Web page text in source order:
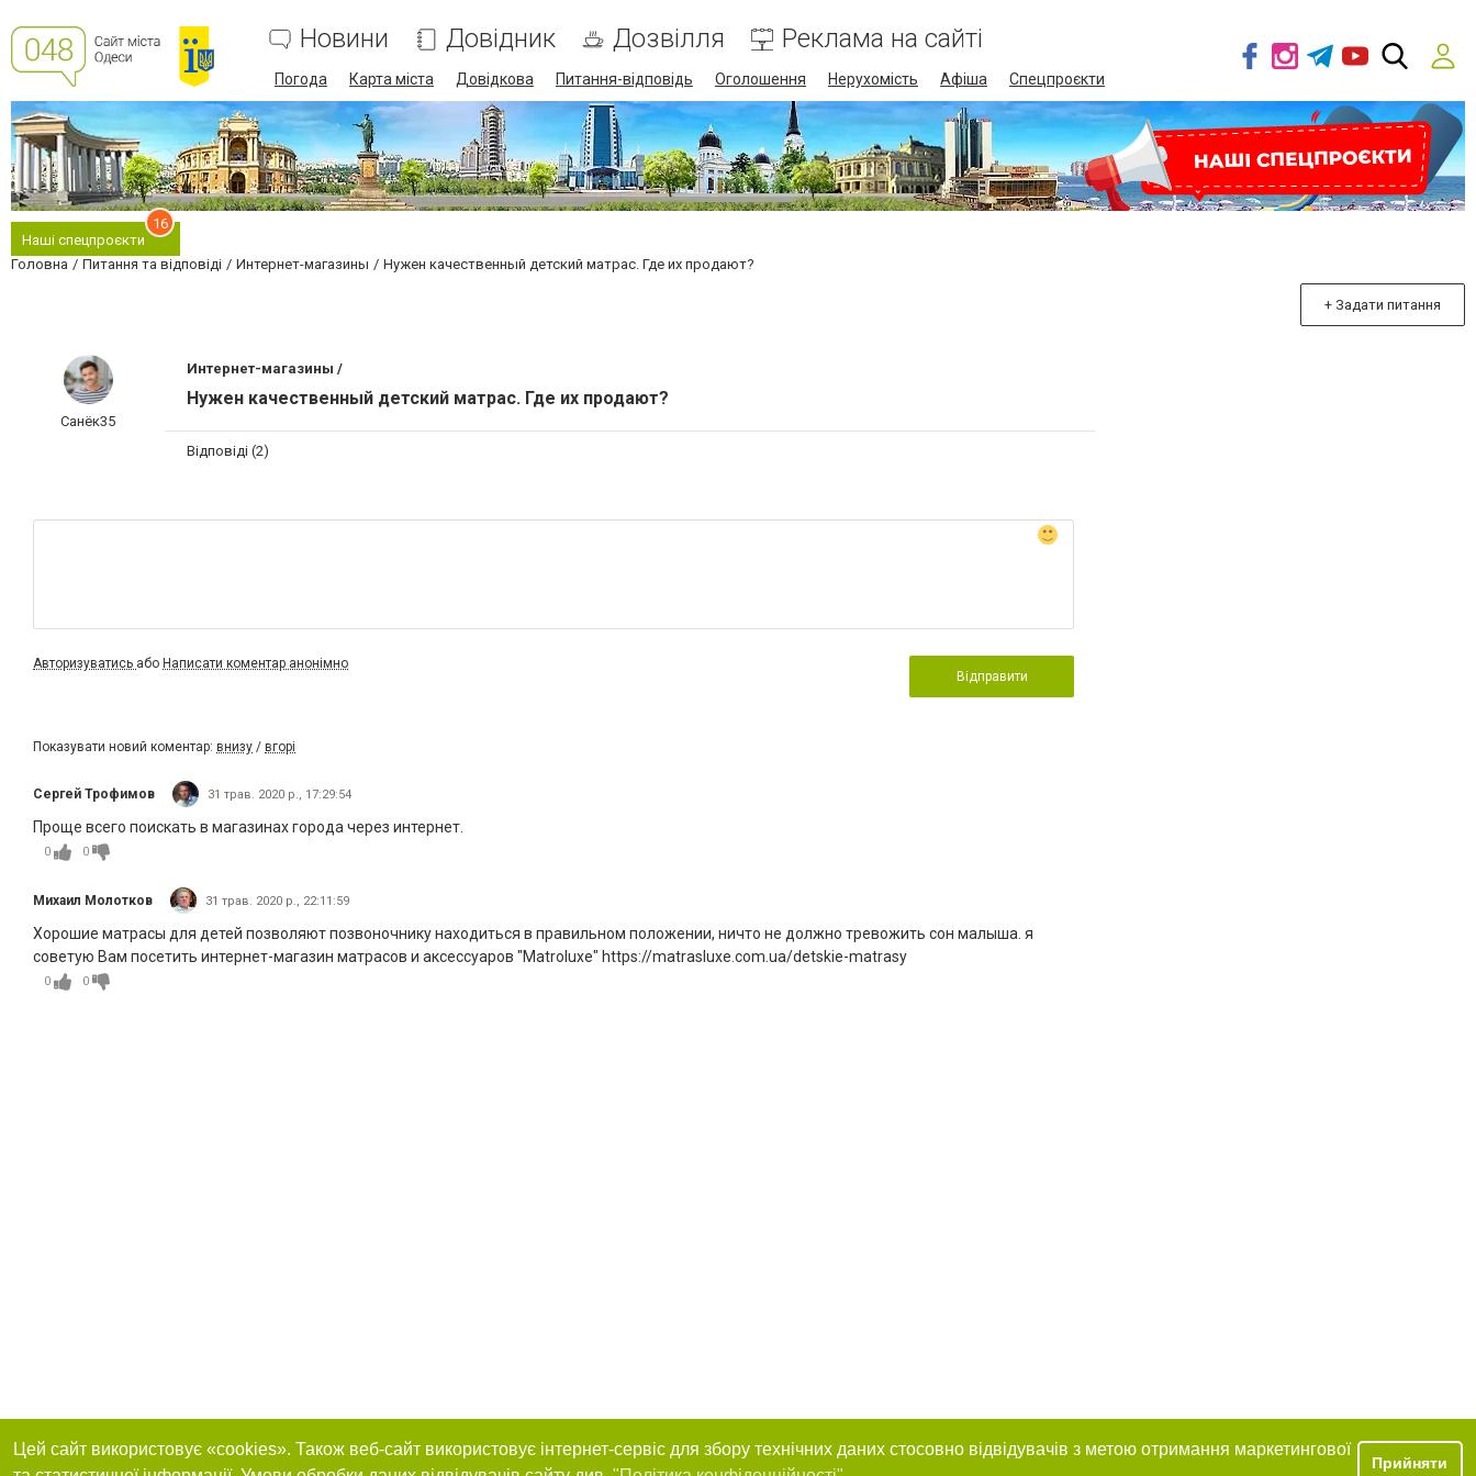
Новини Довідник Дозвілля Реклама на сайті
Погода Карта міста Довідкова Питання-відповідь Оголошення Нерухомість Афіша Спецпроєкти
Наші спецпроєкти
16
Головна Питання та відповіді Интернет-магазины Нужен качественный детский матрас. Где их продают?
+ Задати питання
Санёк35
Интернет-магазины /
Нужен качественный детский матрас. Где их продают?
Відповіді (2)
Авторизуватись або Написати коментар анонімно
Відправити
Показувати новий коментар: внизу / вгорі
Сергей Трофимов 31 трав. 2020 р., 17:29:54
Проще всего поискать в магазинах города через интернет.
0 0
Михаил Молотков 31 трав. 2020 р., 22:11:59
Хорошие матрасы для детей позволяют позвоночнику находиться в правильном положении, ничто не должно тревожить сон малыша. я
советую Вам посетить интернет-магазин матрасов и аксессуаров "Matroluxe" https://matrasluxe.com.ua/detskie-matrasy
0 0
Цей сайт використовує «cookies». Також веб-сайт використовує інтернет-сервіс для збору технічних даних стосовно відвідувачів з метою отримання маркетингової
Прийняти